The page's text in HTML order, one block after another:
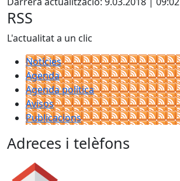
−
RSS
L'actualitat a un clic
Notícies
Agenda
Agenda política
Avisos
Publicacions
Adreces i telèfons